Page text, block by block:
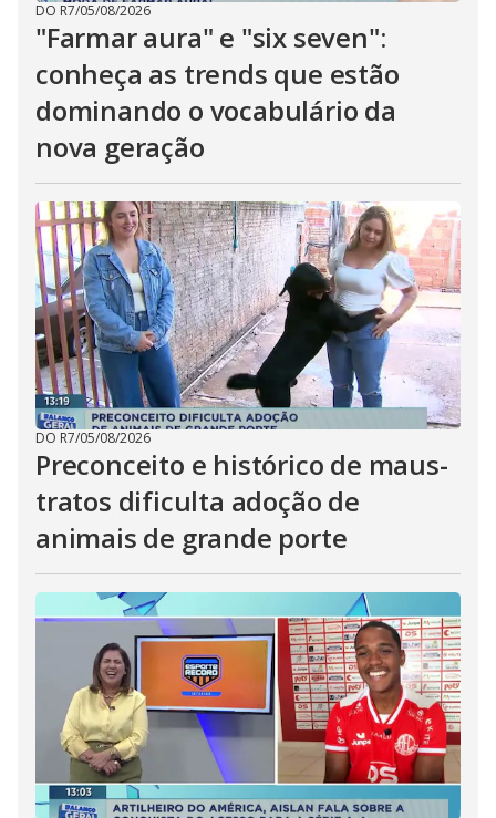
DO R7/05/08/2026
"Farmar aura" e "six seven":
conheça as trends que estão
dominando o vocabulário da
nova geração
DO R7/05/08/2026
Preconceito e histórico de maus-
tratos dificulta adoção de
animais de grande porte